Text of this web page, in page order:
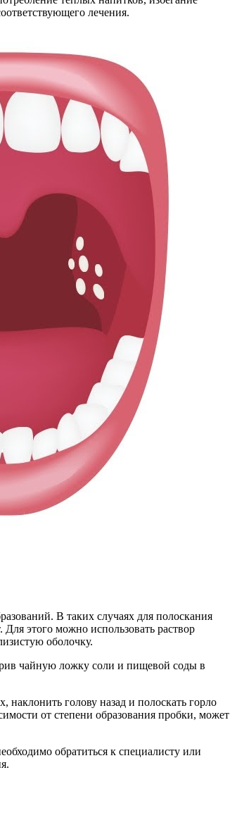
лечения.
В таких случаях для полоскания
этого можно использовать раствор
оболочку.
чайную ложку соли и пищевой соды в
голову назад и полоскать горло
от степени образования пробки, может
обратиться к специалисту или